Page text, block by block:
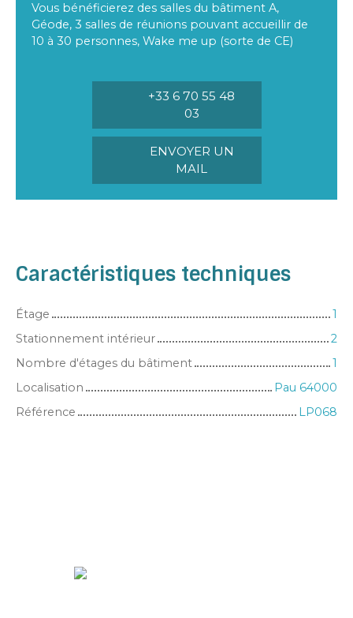
Vous bénéficierez des salles du bâtiment A,
Géode, 3 salles de réunions pouvant accueillir de
10 à 30 personnes, Wake me up (sorte de CE)
+33 6 70 55 48
03
ENVOYER UN
MAIL
Caractéristiques techniques
Étage
1
Stationnement intérieur
2
Nombre d'étages du bâtiment
1
Localisation
Pau 64000
Référence
LP068